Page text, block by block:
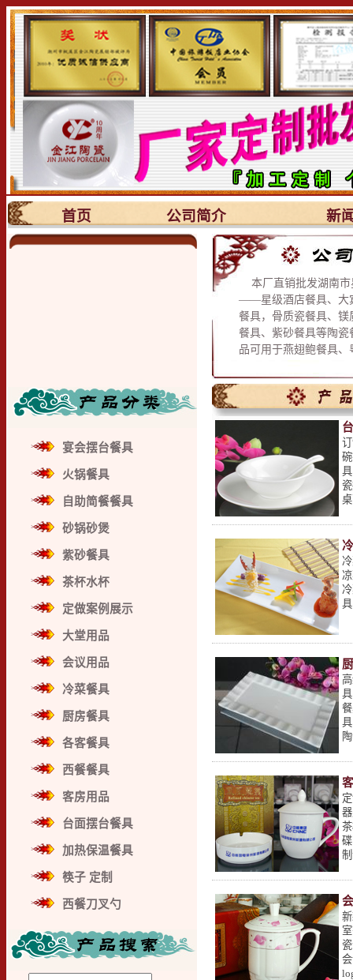
首页 公司简介 新
宴会摆台餐具
火锅餐具
自助简餐餐具
砂锅砂煲
紫砂餐具
茶杯水杯
定做案例展示
大堂用品
会议用品
冷菜餐具
厨房餐具
各客餐具
西餐餐具
客房用品
台面摆台餐具
加热保温餐具
筷子 定制
西餐刀叉勺
本厂直销批发湖南市
——星级酒店餐具、大
餐具，骨质瓷餐具、镁
餐具、紫砂餐具等陶瓷
品可用于燕翅鲍餐具、